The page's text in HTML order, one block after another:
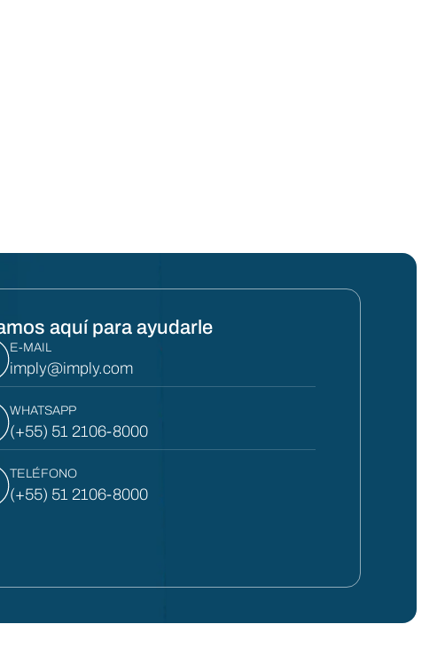
aquí para ayudarle
E-MAIL
imply@imply.com
WHATSAPP
(+55) 51 2106-8000
TELÉFONO
(+55) 51 2106-8000